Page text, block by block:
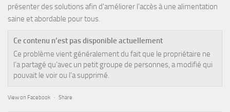
présenter des solutions afin d'améliorer l'accès à une alimentation
saine et abordable pour tous.
Ce contenu n’est pas disponible actuellement
Ce problème vient généralement du fait que le propriétaire ne
l’a partagé qu’avec un petit groupe de personnes, a modifié qui
pouvait le voir ou l’a supprimé.
View on Facebook · Share